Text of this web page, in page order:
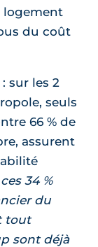
logement
du coût
sur les 2
seuls
66 % de
assurent
34 %
du
tout
sont déjà